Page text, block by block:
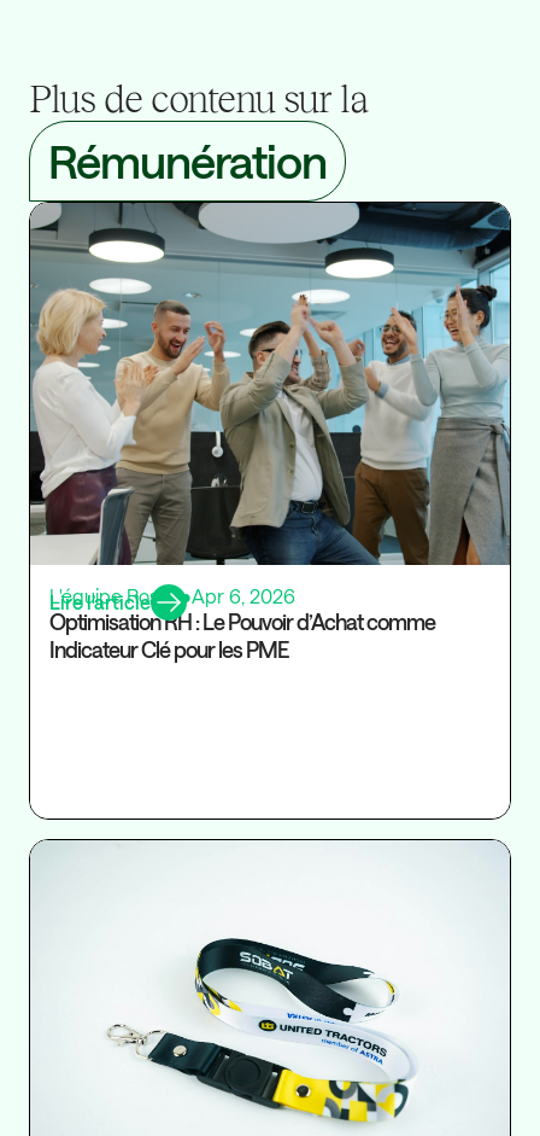
Plus de contenu sur la
Rémunération
L'équipe Rosaly•Apr 6, 2026
Optimisation RH : Le Pouvoir d’Achat comme
Indicateur Clé pour les PME
Lire l’article